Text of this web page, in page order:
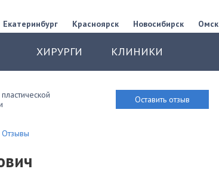
Екатеринбург Красноярск Новосибирск Омск
ХИРУРГИ КЛИНИКИ
Оставить отзыв
Отзывы